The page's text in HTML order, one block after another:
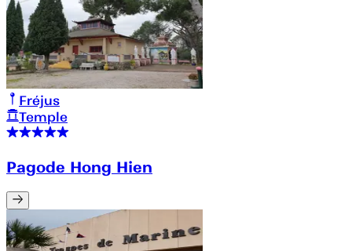
Fréjus
Temple
Pagode Hong Hien